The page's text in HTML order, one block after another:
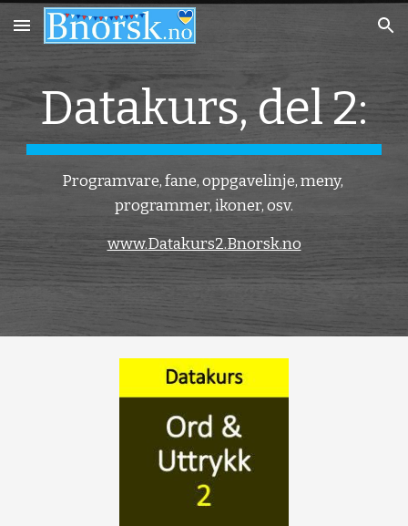
Skip to main content Skip to navigation
Datakurs, del 2:
Programvare, fane, oppgavelinje, meny,
programmer, ikoner, osv.
www.Datakurs2.Bnorsk.no